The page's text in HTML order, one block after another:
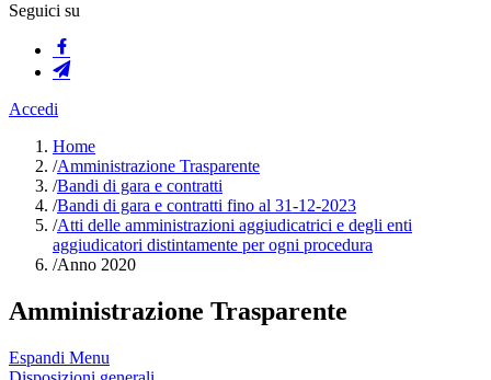
Seguici su
Accedi
Home
/Amministrazione Trasparente
/Bandi di gara e contratti
/Bandi di gara e contratti fino al 31-12-2023
/Atti delle amministrazioni aggiudicatrici e degli enti
aggiudicatori distintamente per ogni procedura
/Anno 2020
Amministrazione Trasparente
Espandi Menu